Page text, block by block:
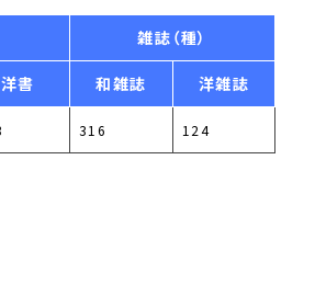
雑誌（種）
洋書 和雑誌 洋雑誌
316 124